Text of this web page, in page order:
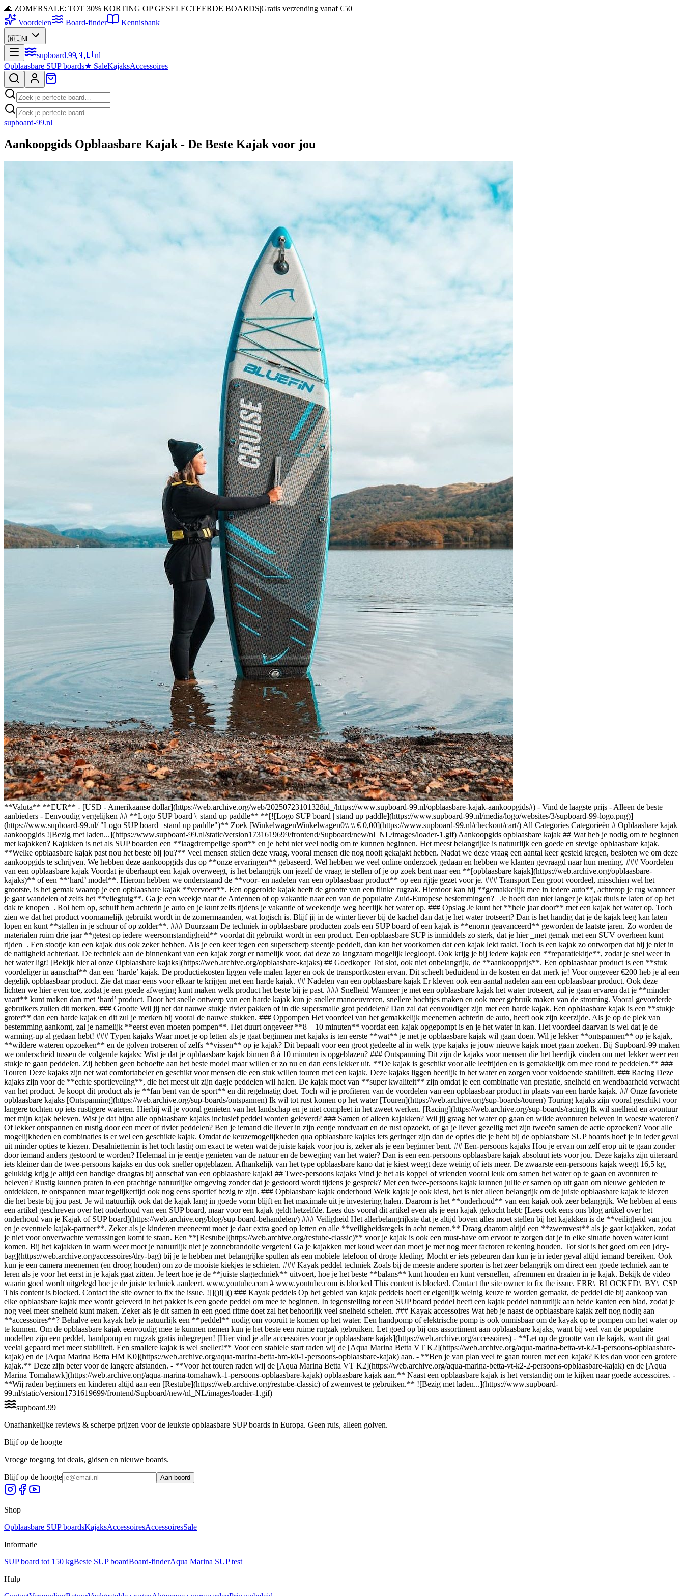
🌊 ZOMERSALE: TOT 30% KORTING OP GESELECTEERDE BOARDS|Gratis verzending vanaf €50
Voordelen
Board-finder Kennisbank
🇳🇱NL
supboard.99🇳🇱 nl
Opblaasbare SUP boards★ SaleKajaksAccessoires
supboard-99.nl
Aankoopgids Opblaasbare Kajak - De Beste Kajak voor jou
**Valuta** **EUR** - [USD - Amerikaanse dollar](https://web.archive.org/web/20250723101328id_/https://www.supboard-99.nl/opblaasbare-kajak-aankoopgids#) - Vind de laagste prijs - Alleen de beste aanbieders - Eenvoudig vergelijken ## **Logo SUP board \| stand up paddle** **[![Logo SUP board | stand up paddle](https://www.supboard-99.nl/media/logo/websites/3/supboard-99-logo.png)](https://www.supboard-99.nl/ "Logo SUP board | stand up paddle")** Zoek [WinkelwagenWinkelwagen0\\ \\ € 0,00](https://www.supboard-99.nl/checkout/cart/) All Categories Categorieën # Opblaasbare kajak aankoopgids ![Bezig met laden...](https://www.supboard-99.nl/static/version1731619699/frontend/Supboard/new/nl_NL/images/loader-1.gif) Aankoopgids opblaasbare kajak ## Wat heb je nodig om te beginnen met kajakken? Kajakken is net als SUP boarden een **laagdrempelige sport** en je hebt niet veel nodig om te kunnen beginnen. Het meest belangrijke is natuurlijk een goede en stevige opblaasbare kajak. **Welke opblaasbare kajak past nou het beste bij jou?** Veel mensen stellen deze vraag, vooral mensen die nog nooit gekajakt hebben. Nadat we deze vraag een aantal keer gesteld kregen, besloten we om deze aankoopgids te schrijven. We hebben deze aankoopgids dus op **onze ervaringen** gebaseerd. Wel hebben we veel online onderzoek gedaan en hebben we klanten gevraagd naar hun mening. ### Voordelen van een opblaasbare kajak Voordat je überhaupt een kajak overweegt, is het belangrijk om jezelf de vraag te stellen of je op zoek bent naar een **[opblaasbare kajak](https://web.archive.org/opblaasbare-kajaks)** of een **‘hard’ model**. Hierom hebben we onderstaand de **voor- en nadelen van een opblaasbaar product** op een rijtje gezet voor je. ### Transport Een groot voordeel, misschien wel het grootste, is het gemak waarop je een opblaasbare kajak **vervoert**. Een opgerolde kajak heeft de grootte van een flinke rugzak. Hierdoor kan hij **gemakkelijk mee in iedere auto**, achterop je rug wanneer je gaat wandelen of zelfs het **vliegtuig**. Ga je een weekje naar de Ardennen of op vakantie naar een van de populaire Zuid-Europese bestemmingen? _Je hoeft dan niet langer je kajak thuis te laten of op het dak te knopen_. Rol hem op, schuif hem achterin je auto en je kunt zelfs tijdens je vakantie of weekendje weg heerlijk het water op. ### Opslag Je kunt het **hele jaar door** met een kajak het water op. Toch zien we dat het product voornamelijk gebruikt wordt in de zomermaanden, wat logisch is. Blijf jij in de winter liever bij de kachel dan dat je het water trotseert? Dan is het handig dat je de kajak leeg kan laten lopen en kunt **stallen in je schuur of op zolder**. ### Duurzaam De techniek in opblaasbare producten zoals een SUP board of een kajak is **enorm geavanceerd** geworden de laatste jaren. Zo worden de materialen ruim drie jaar **getest op iedere weersomstandigheid** voordat dit gebruikt wordt in een product. Een opblaasbare SUP is inmiddels zo sterk, dat je hier _met gemak met een SUV overheen kunt rijden_. Een stootje kan een kajak dus ook zeker hebben. Als je een keer tegen een superscherp steentje peddelt, dan kan het voorkomen dat een kajak lekt raakt. Toch is een kajak zo ontworpen dat hij je niet in de nattigheid achterlaat. De techniek aan de binnenkant van een kajak zorgt er namelijk voor, dat deze zo langzaam mogelijk leegloopt. Ook krijg je bij iedere kajak een **reparatiekitje**, zodat je snel weer in het water ligt! [Bekijk hier al onze Opblaasbare kajaks](https://web.archive.org/opblaasbare-kajaks) ## Goedkoper Tot slot, ook niet onbelangrijk, de **aankoopprijs**. Een opblaasbaar product is een **stuk voordeliger in aanschaf** dan een ‘harde’ kajak. De productiekosten liggen vele malen lager en ook de transportkosten ervan. Dit scheelt beduidend in de kosten en dat merk je! Voor ongeveer €200 heb je al een degelijk opblaasbaar product. Zie dat maar eens voor elkaar te krijgen met een harde kajak. ## Nadelen van een opblaasbare kajak Er kleven ook een aantal nadelen aan een opblaasbaar product. Ook deze lichten we hier even toe, zodat je een goede afweging kunt maken welk product het beste bij je past. ### Snelheid Wanneer je met een opblaasbare kajak het water trotseert, zul je gaan ervaren dat je **minder vaart** kunt maken dan met ‘hard’ product. Door het snelle ontwerp van een harde kajak kun je sneller manoeuvreren, snellere bochtjes maken en ook meer gebruik maken van de stroming. Vooral gevorderde gebruikers zullen dit merken. ### Grootte Wil jij net dat nauwe stukje rivier pakken of in die supersmalle grot peddelen? Dan zal dat eenvoudiger zijn met een harde kajak. Een opblaasbare kajak is een **stukje groter** dan een harde kajak en dit zul je merken bij vooral de nauwe stukken. ### Oppompen Het voordeel van het gemakkelijk meenemen achterin de auto, heeft ook zijn keerzijde. Als je op de plek van bestemming aankomt, zal je namelijk **eerst even moeten pompen**. Het duurt ongeveer **8 – 10 minuten** voordat een kajak opgepompt is en je het water in kan. Het voordeel daarvan is wel dat je de warming-up al gedaan hebt! ### Typen kajaks Waar moet je op letten als je gaat beginnen met kajaks is ten eerste **wat** je met je opblaasbare kajak wil gaan doen. Wil je lekker **ontspannen** op je kajak, **wildere wateren opzoeken** en de golven trotseren of zelfs **vissen** op je kajak? Dit bepaalt voor een groot gedeelte al in welk type kajaks je jouw nieuwe kajak moet gaan zoeken. Bij Supboard-99 maken we onderscheid tussen de volgende kajaks: Wist je dat je opblaasbare kajak binnen 8 á 10 minuten is opgeblazen? ### Ontspanning Dit zijn de kajaks voor mensen die het heerlijk vinden om met lekker weer een stukje te gaan peddelen. Zij hebben geen behoefte aan het beste model maar willen er zo nu en dan eens lekker uit. **De kajak is geschikt voor alle leeftijden en is gemakkelijk om mee rond te peddelen.** ### Touren Deze kajaks zijn net wat comfortabeler en geschikt voor mensen die een stuk willen touren met een kajak. Deze kajaks liggen heerlijk in het water en zorgen voor voldoende stabiliteit. ### Racing Deze kajaks zijn voor de **echte sportieveling**, die het meest uit zijn dagje peddelen wil halen. De kajak moet van **super kwaliteit** zijn omdat je een combinatie van prestatie, snelheid en wendbaarheid verwacht van het product. Je koopt dit product als je **fan bent van de sport** en dit regelmatig doet. Toch wil je profiteren van de voordelen van een opblaasbaar product in plaats van een harde kajak. ## Onze favoriete opblaasbare kajaks [Ontspanning](https://web.archive.org/sup-boards/ontspannen) Ik wil tot rust komen op het water [Touren](https://web.archive.org/sup-boards/touren) Touring kajaks zijn vooral geschikt voor langere tochten op iets rustigere wateren. Hierbij wil je vooral genieten van het landschap en je niet compleet in het zweet werken. [Racing](https://web.archive.org/sup-boards/racing) Ik wil snelheid en avontuur met mijn kajak beleven. Wist je dat bijna alle opblaasbare kajaks inclusief peddel worden geleverd? ### Samen of alleen kajakken? Wil jij graag het water op gaan en wilde avonturen beleven in woeste wateren? Of lekker ontspannen en rustig door een meer of rivier peddelen? Ben je iemand die liever in zijn eentje rondvaart en de rust opzoekt, of ga je liever gezellig met zijn tweeën samen de actie opzoeken? Voor alle mogelijkheden en combinaties is er wel een geschikte kajak. Omdat de keuzemogelijkheden qua opblaasbare kajaks iets geringer zijn dan de opties die je hebt bij de opblaasbare SUP boards hoef je in ieder geval uit minder opties te kiezen. Desalniettemin is het toch lastig om exact te weten wat de juiste kajak voor jou is, zeker als je een beginner bent. ## Een-persoons kajaks Hou je ervan om zelf erop uit te gaan zonder door iemand anders gestoord te worden? Helemaal in je eentje genieten van de natuur en de beweging van het water? Dan is een een-persoons opblaasbare kajak absoluut iets voor jou. Deze kajaks zijn uiteraard iets kleiner dan de twee-persoons kajaks en dus ook sneller opgeblazen. Afhankelijk van het type opblaasbare kano dat je kiest weegt deze weinig of iets meer. De zwaarste een-persoons kajak weegt 16,5 kg, gelukkig krijg je altijd een handige draagtas bij aanschaf van een opblaasbare kajak! ## Twee-persoons kajaks Vind je het als koppel of vrienden vooral leuk om samen het water op te gaan en avonturen te beleven? Rustig kunnen praten in een prachtige natuurlijke omgeving zonder dat je gestoord wordt tijdens je gesprek? Met een twee-persoons kajak kunnen jullie er samen op uit gaan om nieuwe gebieden te ontdekken, te ontspannen maar tegelijkertijd ook nog eens sportief bezig te zijn. ### Opblaasbare kajak onderhoud Welk kajak je ook kiest, het is niet alleen belangrijk om de juiste opblaasbare kajak te kiezen die het beste bij jou past. Je wil natuurlijk ook dat de kajak lang in goede vorm blijft en het maximale uit je investering halen. Daarom is het **onderhoud** van een kajak ook zeer belangrijk. We hebben al eens een artikel geschreven over het onderhoud van een SUP board, maar voor een kajak geldt hetzelfde. Lees dus vooral dit artikel even als je een kajak gekocht hebt: [Lees ook eens ons blog artikel over het onderhoud van je Kajak of SUP board](https://web.archive.org/blog/sup-board-behandelen/) ### Veiligheid Het allerbelangrijkste dat je altijd boven alles moet stellen bij het kajakken is de **veiligheid van jou en je eventuele kajak-partner**. Zeker als je kinderen meeneemt moet je daar extra goed op letten en alle **veiligheidsregels in acht nemen.** Draag daarom altijd een **zwemvest** als je gaat kajakken, zodat je niet voor onverwachte verrassingen komt te staan. Een **[Restube](https://web.archive.org/restube-classic)** voor je kajak is ook een must-have om ervoor te zorgen dat je in elke situatie boven water kunt komen. Bij het kajakken in warm weer moet je natuurlijk niet je zonn
)![]() ### Kayak peddels Op het gebied van kajak peddels hoeft er eigenlijk weinig keuze te worden gemaakt, de peddel die bij aankoop van
elke opblaasbare kajak mee wordt geleverd in het pakket is een goede peddel om mee te beginnen. In tegenstelling tot een SUP board peddel heeft een kajak peddel natuurlijk aan beide kanten een blad, zodat je
nog veel meer snelheid kunt maken. Zeker als je dit samen in een goed ritme doet zal het behoorlijk veel snelheid schelen. ### Kayak accessoires Wat heb je naast de opblaasbare kajak zelf nog nodig aan
**accessoires**? Behalve een kayak heb je natuurlijk een **peddel** nodig om vooruit te komen op het water. Een handpomp of elektrische pomp is ook onmisbaar om de kayak op te pompen om het water op
te kunnen. Om de opblaasbare kajak eenvoudig mee te kunnen nemen kun je het beste een ruime rugzak gebruiken. Let goed op bij ons assortiment aan opblaasbare kajaks, want bij veel van de populaire
modellen zijn een peddel, handpomp en rugzak gratis inbegrepen! [Hier vind je alle accessoires voor je opblaasbare kajak](https://web.archive.org/accessoires) - **Let op de grootte van de kajak, want dit gaat
veelal gepaard met meer stabiliteit. Een smallere kajak is wel sneller!** Voor een stabiele start raden wij de [Aqua Marina Betta VT K2](https://web.archive.org/aqua-marina-betta-vt-k2-1-persoons-opblaasbare-
kajak) en de [Aqua Marina Betta HM K0](https://web.archive.org/aqua-marina-betta-hm-k0-1-persoons-opblaasbare-kajak) aan. - **Ben je van plan veel te gaan touren met een kajak? Kies dan voor een grotere
kajak.** Deze zijn beter voor de langere afstanden. - **Voor het touren raden wij de [Aqua Marina Betta VT K2](https://web.archive.org/aqua-marina-betta-vt-k2-2-persoons-opblaasbare-kajak) en de [Aqua
Marina Tomahawk](https://web.archive.org/aqua-marina-tomahawk-1-persoons-opblaasbare-kajak) opblaasbare kajak aan.** Naast een opblaasbare kajak is het verstandig om te kijken naar goede accessoires. -
**Wij raden beginners en kinderen altijd aan een [Restube](https://web.archive.org/restube-classic) of zwemvest te gebruiken.** ![Bezig met laden...](https://www.supboard-
99.nl/static/version1731619699/frontend/Supboard/new/nl_NL/images/loader-1.gif)
supboard.99
Onafhankelijke reviews & scherpe prijzen voor de leukste opblaasbare SUP boards in Europa. Geen ruis, alleen golven.
Blijf op de hoogte
Vroege toegang tot deals, gidsen en nieuwe boards.
Blijf op de hoogte Aan boord
Shop
Opblaasbare SUP boardsKajaksAccessoiresAccessoiresSale
Informatie
SUP board tot 150 kgBeste SUP boardBoard-finderAqua Marina SUP test
Hulp